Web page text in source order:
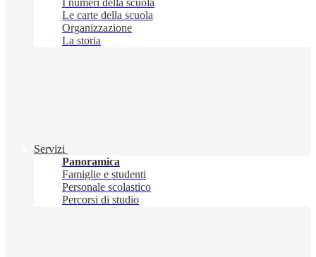
I numeri della scuola
Le carte della scuola
Organizzazione
La storia
Servizi
Panoramica
Famiglie e studenti
Personale scolastico
Percorsi di studio